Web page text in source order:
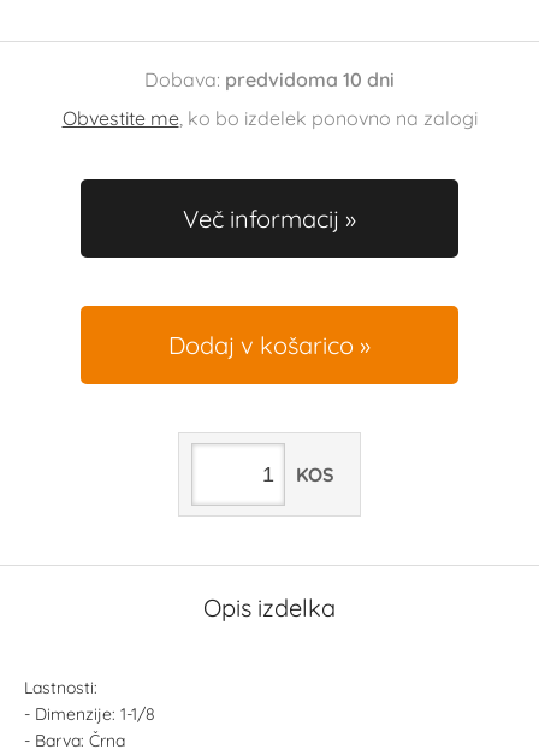
Dobava: predvidoma 10 dni
Obvestite me, ko bo izdelek ponovno na zalogi
Več informacij
Dodaj v košarico
KOS
Opis izdelka
Lastnosti:
- Dimenzije: 1-1/8
- Barva: Črna